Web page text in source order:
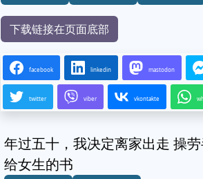
下载链接在页面底部
facebook linkedin mastodon
twitter viber vkontakte
年过五十，我决定离家出走 操
给女生的书